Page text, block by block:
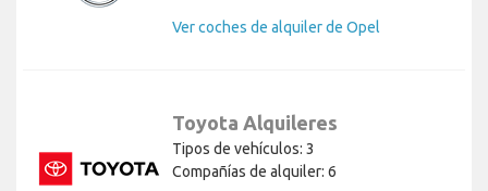
Ver coches de alquiler de Opel
Toyota Alquileres
Tipos de vehículos: 3
Compañías de alquiler: 6